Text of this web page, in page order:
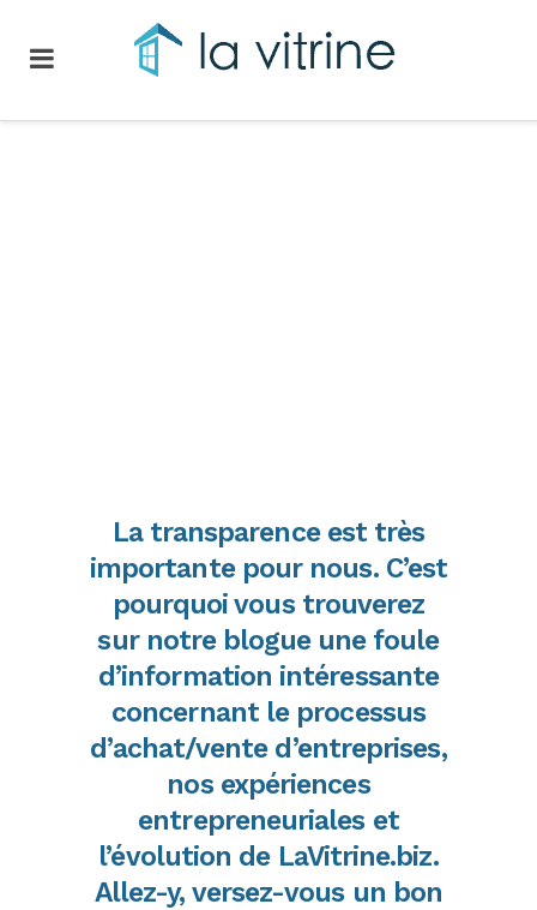
La transparence est très
importante pour nous. C’est
pourquoi vous trouverez
sur notre blogue une foule
d’information intéressante
concernant le processus
d’achat/vente d’entreprises,
nos expériences
entrepreneuriales et
l’évolution de LaVitrine.biz.
Allez-y, versez-vous un bon